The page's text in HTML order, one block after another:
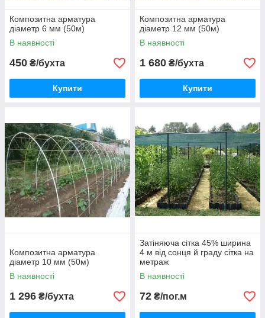
Композитна арматура
діаметр 6 мм (50м)
В наявності
450 ₴/бухта
Купити
Композитна арматура
діаметр 12 мм (50м)
В наявності
1 680 ₴/бухта
Купити
Композитна арматура
діаметр 10 мм (50м)
В наявності
1 296 ₴/бухта
Затіняюча сітка 45% ширина
4 м від сонця й граду сітка на
метраж
В наявності
72 ₴/пог.м